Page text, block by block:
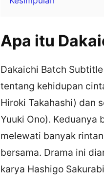
Apa itu
Dakaichi Batch
tentang kehidupan
Hiroki Takahashi) dan
Yuuki Ono). Keduanya
melewati banyak
bersama. Drama ini
karya Hashigo